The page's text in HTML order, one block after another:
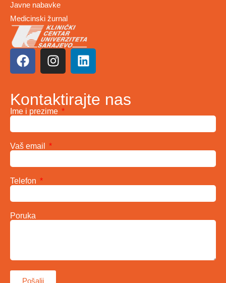
Javne nabavke
Medicinski žurnal
Kontaktirajte nas
Ime i prezime
Vaš email
Telefon
Poruka
Pošalji